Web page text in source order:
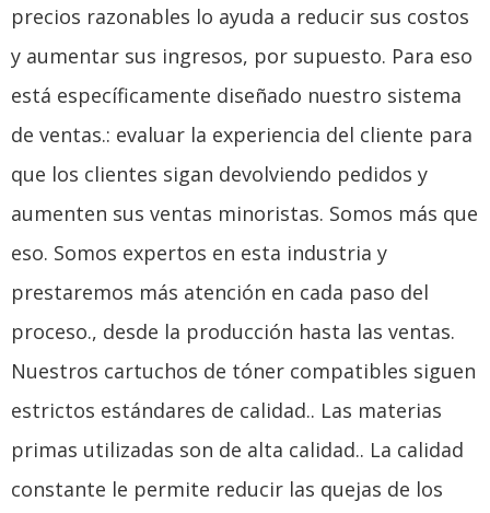
precios razonables lo ayuda a reducir sus costos
y aumentar sus ingresos, por supuesto. Para eso
está específicamente diseñado nuestro sistema
de ventas.: evaluar la experiencia del cliente para
que los clientes sigan devolviendo pedidos y
aumenten sus ventas minoristas. Somos más que
eso. Somos expertos en esta industria y
prestaremos más atención en cada paso del
proceso., desde la producción hasta las ventas.
Nuestros cartuchos de tóner compatibles siguen
estrictos estándares de calidad.. Las materias
primas utilizadas son de alta calidad.. La calidad
constante le permite reducir las quejas de los